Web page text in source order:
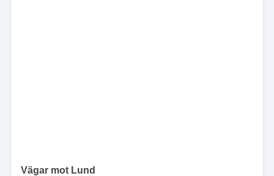
Vägar mot Lund